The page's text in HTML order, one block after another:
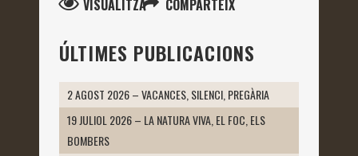
VISUALITZA COMPARTEIX
ÚLTIMES PUBLICACIONS
2 AGOST 2026 – VACANCES, SILENCI, PREGÀRIA
19 JULIOL 2026 – LA NATURA VIVA, EL FOC, ELS
BOMBERS